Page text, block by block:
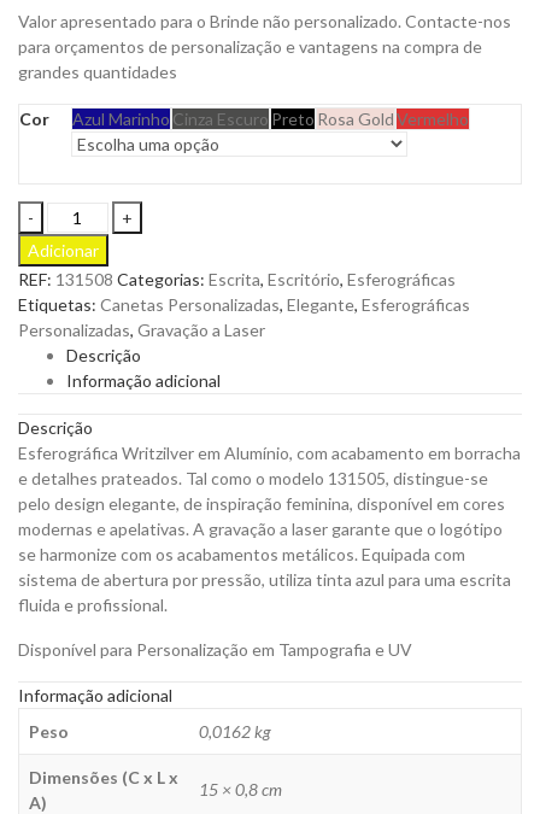
Valor apresentado para o Brinde não personalizado. Contacte-nos
para orçamentos de personalização e vantagens na compra de
grandes quantidades
Cor Azul Marinho Cinza Escuro Preto Rosa GoldVermelho
Esferográfica
Writzilver
em
Alumínio,
Elegante
e
com
Acabamento
Borracha
para
Personalizar
quantity
Adicionar
REF: 131508 Categorias: Escrita, Escritório, Esferográficas
Etiquetas: Canetas Personalizadas, Elegante, Esferográficas
Personalizadas, Gravação a Laser
Descrição
Informação adicional
Descrição
Esferográfica Writzilver em Alumínio, com acabamento em borracha
e detalhes prateados. Tal como o modelo 131505, distingue-se
pelo design elegante, de inspiração feminina, disponível em cores
modernas e apelativas. A gravação a laser garante que o logótipo
se harmonize com os acabamentos metálicos. Equipada com
sistema de abertura por pressão, utiliza tinta azul para uma escrita
fluida e profissional.
Disponível para Personalização em Tampografia e UV
Informação adicional
Peso
0,0162 kg
Dimensões (C x L x
A)
15 × 0,8 cm